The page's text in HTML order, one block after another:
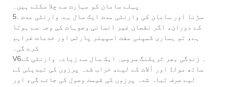
پہلے سامان کو مہارت سے چلا سکتے ہیں۔
5. سڑنا اور سامان کی وارنٹی مدت ایک سال ہے. وارنٹی مدت
کے دوران، اگر نقصان غیر انسانی وجوہات کی وجہ سے ہوتا
ہے، تو ہماری کمپنی مفت اسپیئر پارٹس اور خدمات فراہم
کرے گی۔
V6۔ زندگی بھر ٹریکنگ سروس۔ ایک سال سے زیادہ وارنٹی کے
ساتھ مولڈ اور آلات کے لیے، خراب شدہ پرزوں کی تبدیلی کے
لیے صرف تباہ شدہ پرزوں کی قیمت وصول کی جائے گی، اور